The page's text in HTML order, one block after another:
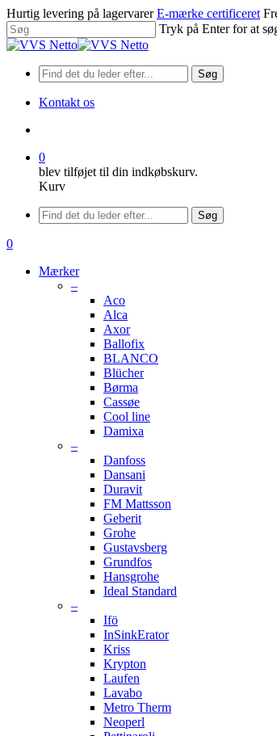
Spring
til
hovedindhold
Hurtig levering på lagervarer E-mærke certificeret
Tryk på Enter for at
Luk
Søg
Kontakt os
0
blev tilføjet til din indkøbskurv.
Kurv
Menu
Søg
søge
0
Mærker
–
Aco
Alca
Axor
Ballofix
BLANCO
Blücher
Børma
Cassøe
Cool line
Damixa
–
Danfoss
Dansani
Duravit
FM Mattsson
Geberit
Grohe
Gustavsberg
Grundfos
Hansgrohe
Ideal Standard
–
Ifö
InSinkErator
Kriss
Krypton
Laufen
Lavabo
Metro Therm
Neoperl